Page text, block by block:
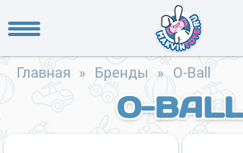
Главная » Бренды » O-Ball
O-